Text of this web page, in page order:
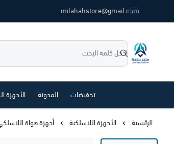
common.titles.skip_to_main_content
milahahstore@gmail.com
متجر ملاحة
تخفيضات المدونة الأجهزة
الرئيسية الأجهزة اللاسلكية أجهزة هواة